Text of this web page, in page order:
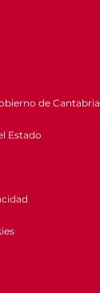
de Cantabria
Estado